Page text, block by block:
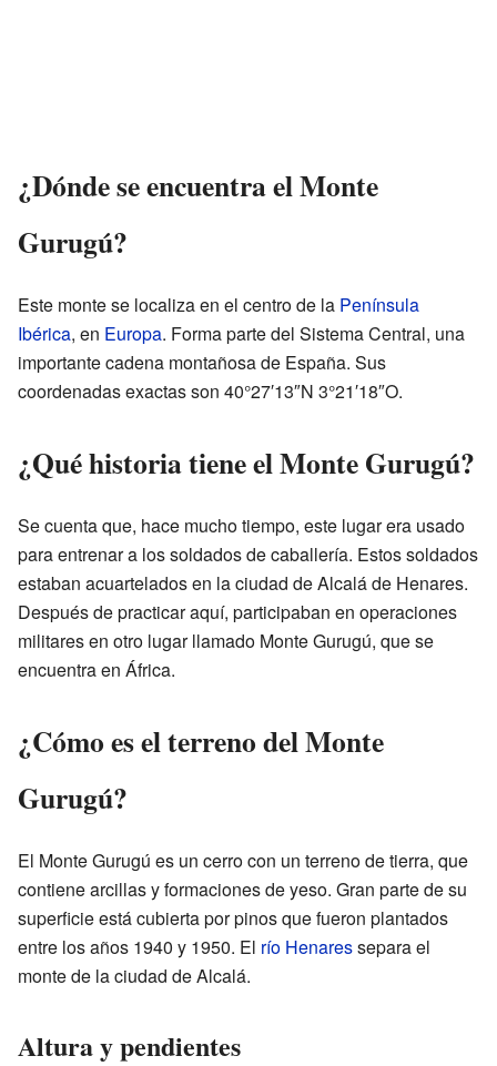
¿Dónde se encuentra el Monte
Gurugú?
Este monte se localiza en el centro de la Península
Ibérica, en Europa. Forma parte del Sistema Central, una
importante cadena montañosa de España. Sus
coordenadas exactas son 40°27′13″N 3°21′18″O.
¿Qué historia tiene el Monte Gurugú?
Se cuenta que, hace mucho tiempo, este lugar era usado
para entrenar a los soldados de caballería. Estos soldados
estaban acuartelados en la ciudad de Alcalá de Henares.
Después de practicar aquí, participaban en operaciones
militares en otro lugar llamado Monte Gurugú, que se
encuentra en África.
¿Cómo es el terreno del Monte
Gurugú?
El Monte Gurugú es un cerro con un terreno de tierra, que
contiene arcillas y formaciones de yeso. Gran parte de su
superficie está cubierta por pinos que fueron plantados
entre los años 1940 y 1950. El río Henaressepara el
monte de la ciudad de Alcalá.
Altura y pendientes